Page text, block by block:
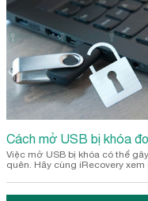
Cách mở USB bị khóa
Việc mở USB bị khóa có thể
quên. Hãy cùng iRecovery